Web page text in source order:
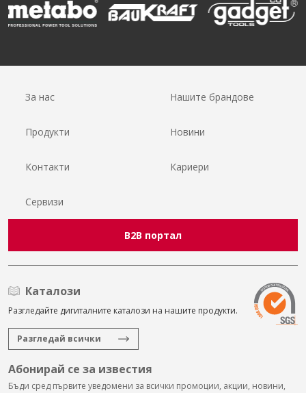
За нас Нашите брандове
Продукти Новини
Контакти Кариери
Сервизи
B2B портал
Каталози
Разгледайте дигиталните каталози на нашите продукти.
Разгледай всички
Абонирай се за известия
Бъди сред първите уведомени за всички промоции, акции, новини,